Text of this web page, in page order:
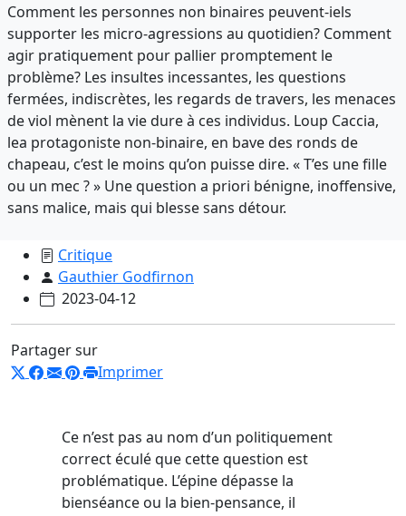
Comment les personnes non binaires peuvent-iels
supporter les micro-agressions au quotidien? Comment
agir pratiquement pour pallier promptement le
problème? Les insultes incessantes, les questions
fermées, indiscrètes, les regards de travers, les menaces
de viol mènent la vie dure à ces individus. Loup Caccia,
lea protagoniste non-binaire, en bave des ronds de
chapeau, c’est le moins qu’on puisse dire. « T’es une fille
ou un mec ? » Une question a priori bénigne, inoffensive,
sans malice, mais qui blesse sans détour.
Critique
Gauthier Godfirnon
2023-04-12
Partager sur
Imprimer
Ce n’est pas au nom d’un politiquement
correct éculé que cette question est
problématique. L’épine dépasse la
bienséance ou la bien-pensance, il